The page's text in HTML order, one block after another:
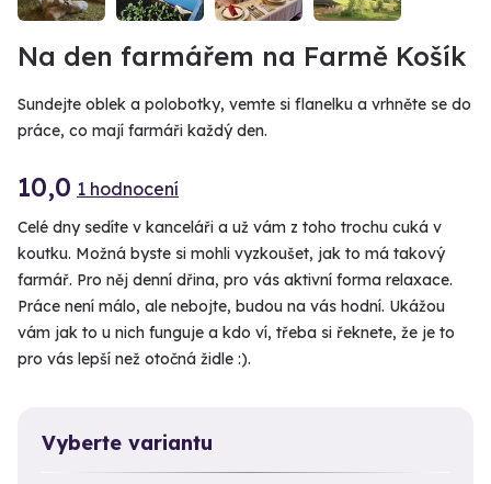
Na den farmářem na Farmě Košík
Sundejte oblek a polobotky, vemte si flanelku a vrhněte se do
práce, co mají farmáři každý den.
10,0 1 hodnocení
Celé dny sedíte v kanceláři a už vám z toho trochu cuká v
koutku. Možná byste si mohli vyzkoušet, jak to má takový
farmář. Pro něj denní dřina, pro vás aktivní forma relaxace.
Práce není málo, ale nebojte, budou na vás hodní. Ukážou
vám jak to u nich funguje a kdo ví, třeba si řeknete, že je to
pro vás lepší než otočná židle :).
Vyberte variantu